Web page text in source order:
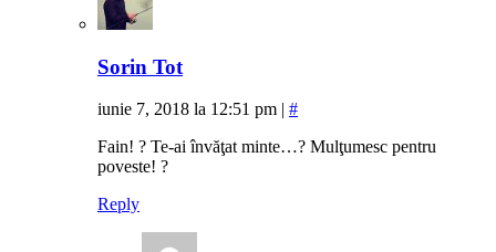
Sorin Tot
iunie 7, 2018 la 12:51 pm | #
Fain! ? Te-ai învăţat minte…? Mulţumesc pentru
poveste! ?
Reply